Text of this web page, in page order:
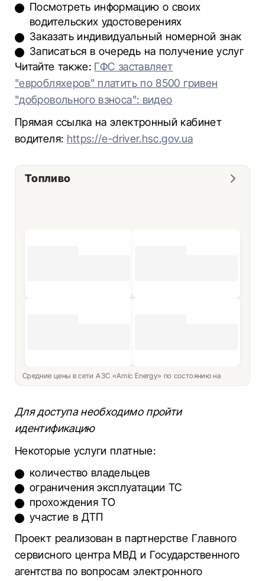
Посмотреть информацию о своих
водительских удостоверениях
Заказать индивидуальный номерной знак
Записаться в очередь на получение услуг
Читайте также: ГФС заставляет
"евробляхеров" платить по 8500 гривен
"добровольного взноса": видео
Прямая ссылка на электронный кабинет
водителя: https://e-driver.hsc.gov.ua
Топливо
Средние цены в сети АЗС «Amic Energy» по состоянию на
Для доступа необходимо пройти
идентификацию
Некоторые услуги платные:
количество владельцев
ограничения эксплуатации ТС
прохождения ТО
участие в ДТП
Проект реализован в партнерстве Главного
сервисного центра МВД и Государственного
агентства по вопросам электронного